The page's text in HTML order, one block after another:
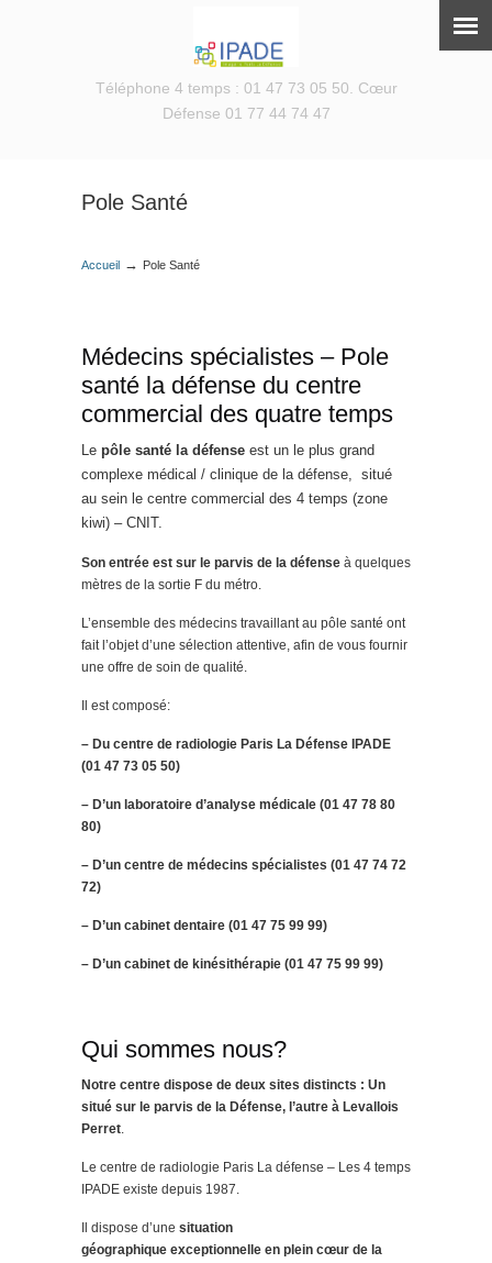
Téléphone 4 temps : 01 47 73 05 50. Cœur
Défense 01 77 44 74 47
Pole Santé
Accueil → Pole Santé
Médecins spécialistes – Pole
santé la défense du centre
commercial des quatre temps
Le pôle santé la défense est un le plus grand
complexe médical / clinique de la défense, situé
au sein le centre commercial des 4 temps (zone
kiwi) – CNIT.
Son entrée est sur le parvis de la défense à quelques
mètres de la sortie F du métro.
L’ensemble des médecins travaillant au pôle santé ont
fait l’objet d’une sélection attentive, afin de vous fournir
une offre de soin de qualité.
Il est composé:
– Du centre de radiologie Paris La Défense IPADE
(01 47 73 05 50)
– D’un laboratoire d’analyse médicale (01 47 78 80
80)
– D’un centre de médecins spécialistes (01 47 74 72
72)
– D’un cabinet dentaire (01 47 75 99 99)
– D’un cabinet de kinésithérapie (01 47 75 99 99)
Qui sommes nous?
Notre centre dispose de deux sites distincts : Un
situé sur le parvis de la Défense, l’autre à Levallois
Perret.
Le centre de radiologie Paris La défense – Les 4 temps
IPADE existe depuis 1987.
Il dispose d’une situation
géographique exceptionnelle en plein cœur de la